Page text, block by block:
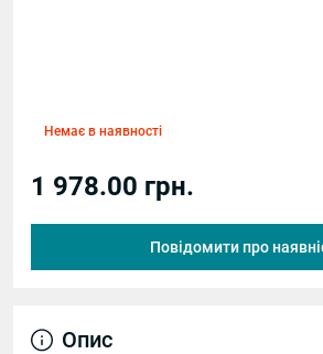
Немає в наявності
1 978.00 грн.
Повідомити про
Опис